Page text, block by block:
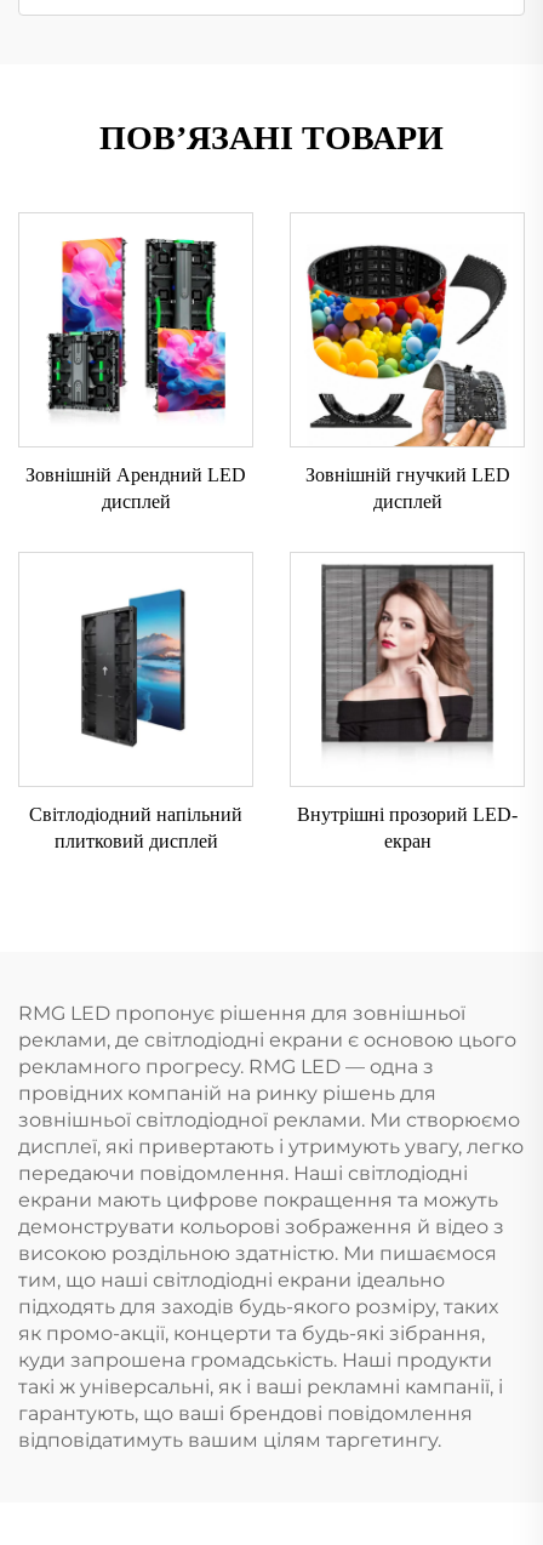
ПОВ’ЯЗАНІ ТОВАРИ
Зовнішній Арендний LED
дисплей
Зовнішній гнучкий LED
дисплей
Світлодіодний напільний
плитковий дисплей
Внутрішні прозорий LED-
екран
RMG LED пропонує рішення для зовнішньої
реклами, де світлодіодні екрани є основою цього
рекламного прогресу. RMG LED — одна з
провідних компаній на ринку рішень для
зовнішньої світлодіодної реклами. Ми створюємо
дисплеї, які привертають і утримують увагу, легко
передаючи повідомлення. Наші світлодіодні
екрани мають цифрове покращення та можуть
демонструвати кольорові зображення й відео з
високою роздільною здатністю. Ми пишаємося
тим, що наші світлодіодні екрани ідеально
підходять для заходів будь-якого розміру, таких
як промо-акції, концерти та будь-які зібрання,
куди запрошена громадськість. Наші продукти
такі ж універсальні, як і ваші рекламні кампанії, і
гарантують, що ваші брендові повідомлення
відповідатимуть вашим цілям таргетингу.